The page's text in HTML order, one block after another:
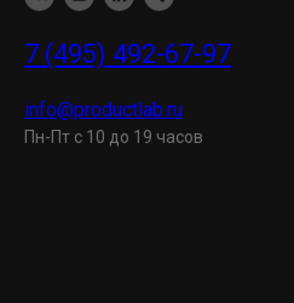
7 (495) 492-67-97
info@productlab.ru
Пн-Пт с 10 до 19 часов